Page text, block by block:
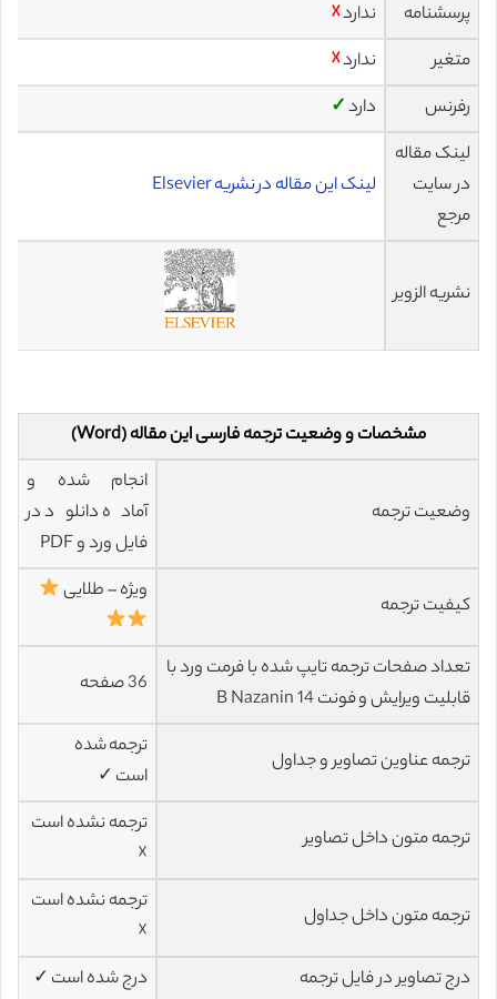
پرسشنامه ندارد☓
متغیر
ندارد☓
رفرنس
دارد✓
لینک مقاله
در سایت
مرجع
لینک این مقاله در نشریه Elsevier
نشریه الزویر
مشخصات و وضعیت ترجمه فارسی این مقاله (Word)
وضعیت ترجمه
انجام شده و
آماده دانلود در
فایل ورد و PDF
کیفیت ترجمه
ویژه – طلایی
تعداد صفحات ترجمه تایپ شده با فرمت ورد با
قابلیت ویرایش و فونت 14 B Nazanin
36 صفحه
ترجمه عناوین تصاویر و جداول
ترجمه شده
است ✓
ترجمه متون داخل تصاویر
ترجمه نشده است
☓
ترجمه متون داخل جداول
ترجمه نشده است
☓
درج تصاویر در فایل ترجمه
درج شده است ✓